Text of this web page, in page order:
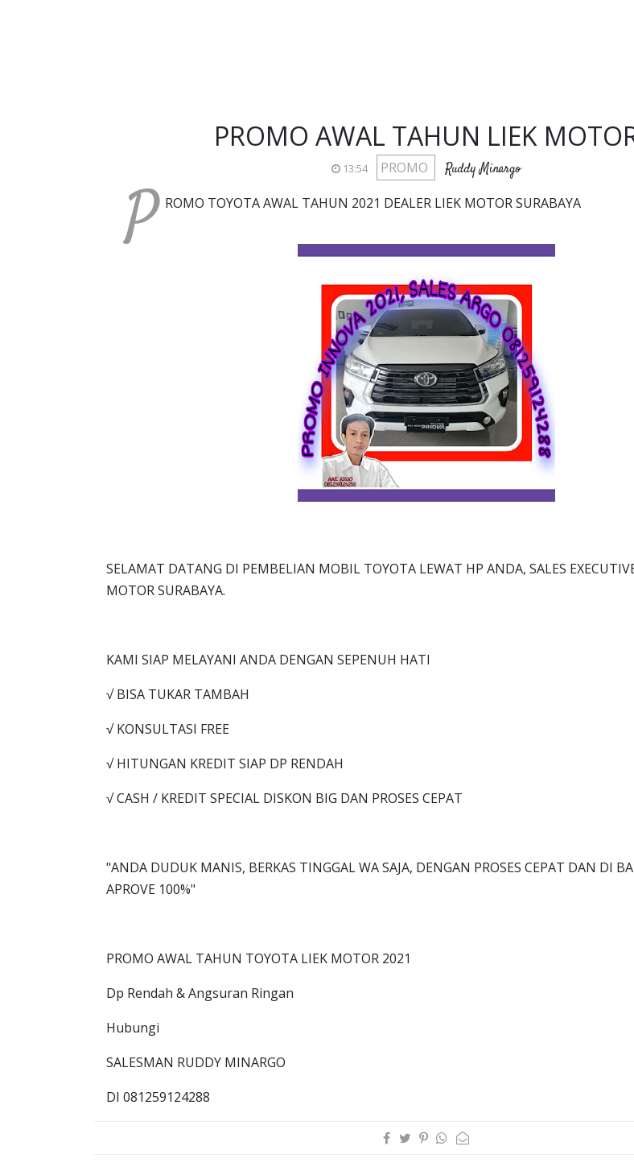
PROMO AWAL TAHUN LIEK
13:54 PROMO Ruddy Minargo
P ROMO TOYOTA AWAL TAHUN 2021 DEALER LIEK MOTOR SURABAYA
SELAMAT DATANG DI PEMBELIAN MOBIL TOYOTA LEWAT HP ANDA, SALES
MOTOR SURABAYA.
KAMI SIAP MELAYANI ANDA DENGAN SEPENUH HATI
√ BISA TUKAR TAMBAH
√ KONSULTASI FREE
√ HITUNGAN KREDIT SIAP DP RENDAH
√ CASH / KREDIT SPECIAL DISKON BIG DAN PROSES CEPAT
"ANDA DUDUK MANIS, BERKAS TINGGAL WA SAJA, DENGAN PROSES CEPAT DAN DI
APROVE 100%"
PROMO AWAL TAHUN TOYOTA LIEK MOTOR 2021
Dp Rendah & Angsuran Ringan
Hubungi
SALESMAN RUDDY MINARGO
DI 081259124288